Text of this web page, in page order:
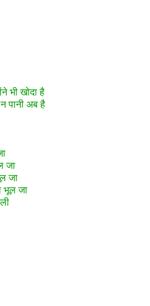
भी खोदा है
पानी अब है
जा
जा
भूल जा